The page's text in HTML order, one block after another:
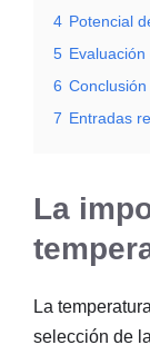
4 Potencial
5
6 Conclusión
7 Entradas
La
La
selección de